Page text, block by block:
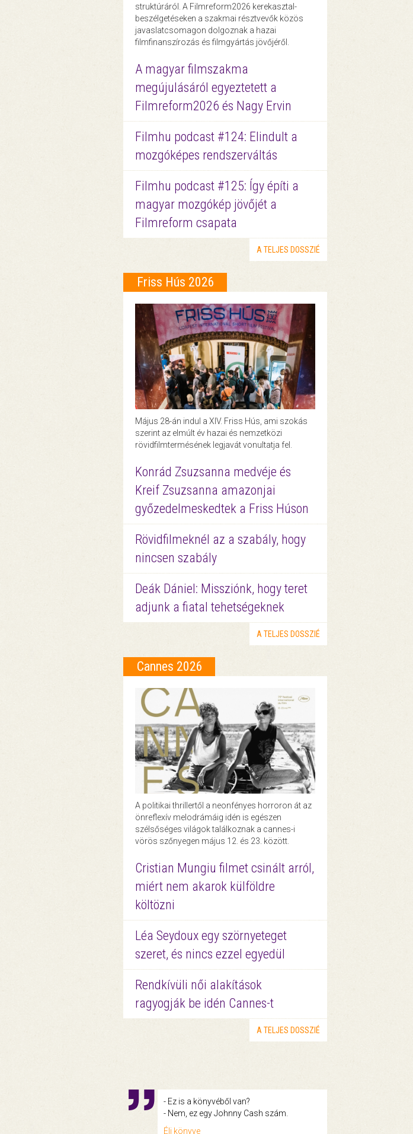
struktúráról. A Filmreform2026 kerekasztal-
beszélgetéseken a szakmai résztvevők közös
javaslatcsomagon dolgoznak a hazai
filmfinanszírozás és filmgyártás jövőjéről.
A magyar filmszakma
megújulásáról egyeztetett a
Filmreform2026 és Nagy Ervin
Filmhu podcast #124: Elindult a
mozgóképes rendszerváltás
Filmhu podcast #125: Így építi a
magyar mozgókép jövőjét a
Filmreform csapata
A TELJES DOSSZIÉ
Friss Hús 2026
Május 28-án indul a XIV. Friss Hús, ami szokás
szerint az elmúlt év hazai és nemzetközi
rövidfilmtermésének legjavát vonultatja fel.
Konrád Zsuzsanna medvéje és
Kreif Zsuzsanna amazonjai
győzedelmeskedtek a Friss Húson
Rövidfilmeknél az a szabály, hogy
nincsen szabály
Deák Dániel: Missziónk, hogy teret
adjunk a fiatal tehetségeknek
A TELJES DOSSZIÉ
Cannes 2026
A politikai thrillertől a neonfényes horroron át az
önreflexív melodrámáig idén is egészen
szélsőséges világok találkoznak a cannes-i
vörös szőnyegen május 12. és 23. között.
Cristian Mungiu filmet csinált arról,
miért nem akarok külföldre
költözni
Léa Seydoux egy szörnyeteget
szeret, és nincs ezzel egyedül
Rendkívüli női alakítások
ragyogják be idén Cannes-t
A TELJES DOSSZIÉ
- Ez is a könyvéből van?
- Nem, ez egy Johnny Cash szám.
Éli könyve